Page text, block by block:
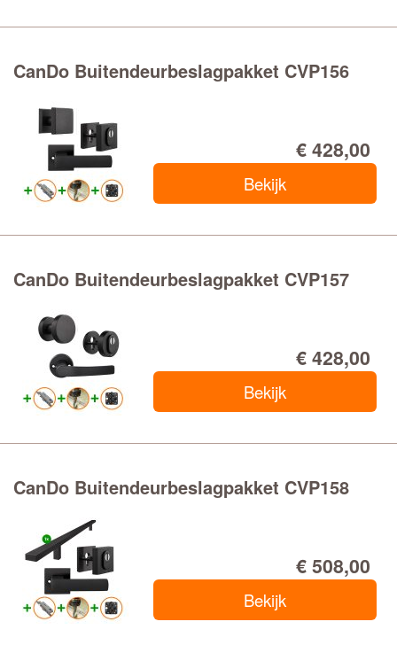
CanDo Buitendeurbeslagpakket CVP156
€ 428,00
Bekijk
CanDo Buitendeurbeslagpakket CVP157
€ 428,00
Bekijk
CanDo Buitendeurbeslagpakket CVP158
€ 508,00
Bekijk